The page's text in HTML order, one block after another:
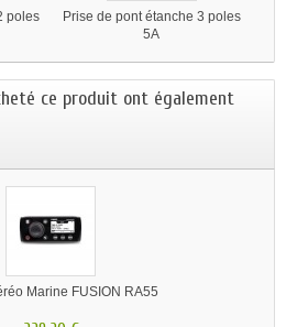
poles
Prise de pont étanche 3 poles
5A
ce produit ont également
Marine FUSION RA55